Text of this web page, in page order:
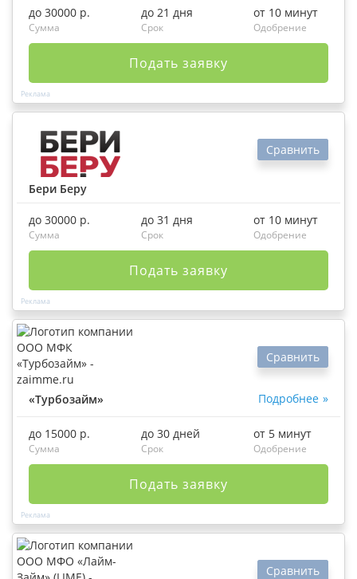
до 30000 р.
Сумма
до 21 дня
Срок
от 10 минут
Одобрение
Подать заявку
Бери Беру
Сравнить
до 30000 р.
Сумма
до 31 дня
Срок
от 10 минут
Одобрение
Подать заявку
«Турбозайм» Подробнее
Сравнить
до 15000 р.
Сумма
до 30 дней
Срок
от 5 минут
Одобрение
Подать заявку
Сравнить